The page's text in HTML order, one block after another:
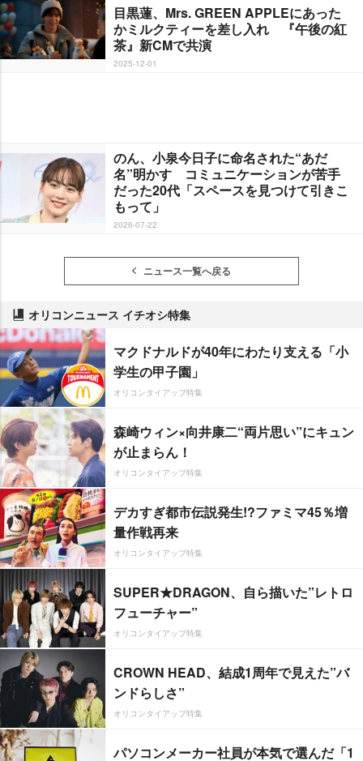
目黒蓮、Mrs. GREEN APPLEにあった
かミルクティーを差し入れ 『午後の紅
茶』新CMで共演
2025-12-01
のん、小泉今日子に命名された“あだ
名”明かす コミュニケーションが苦手
だった20代「スペースを見つけて引きこ
もって」
2026-07-22
ニュース一覧へ戻る
オリコンニュース イチオシ特集
マクドナルドが40年にわたり支える「小
学生の甲子園」
オリコンタイアップ特集
森崎ウィン×向井康二“両片思い”にキュン
が止まらん！
オリコンタイアップ特集
デカすぎ都市伝説発生!?ファミマ45％増
量作戦再来
オリコンタイアップ特集
SUPER★DRAGON、自ら描いた”レトロ
フューチャー”
オリコンタイアップ特集
CROWN HEAD、結成1周年で見えた”バ
ンドらしさ”
オリコンタイアップ特集
パソコンメーカー社員が本気で選んだ「1